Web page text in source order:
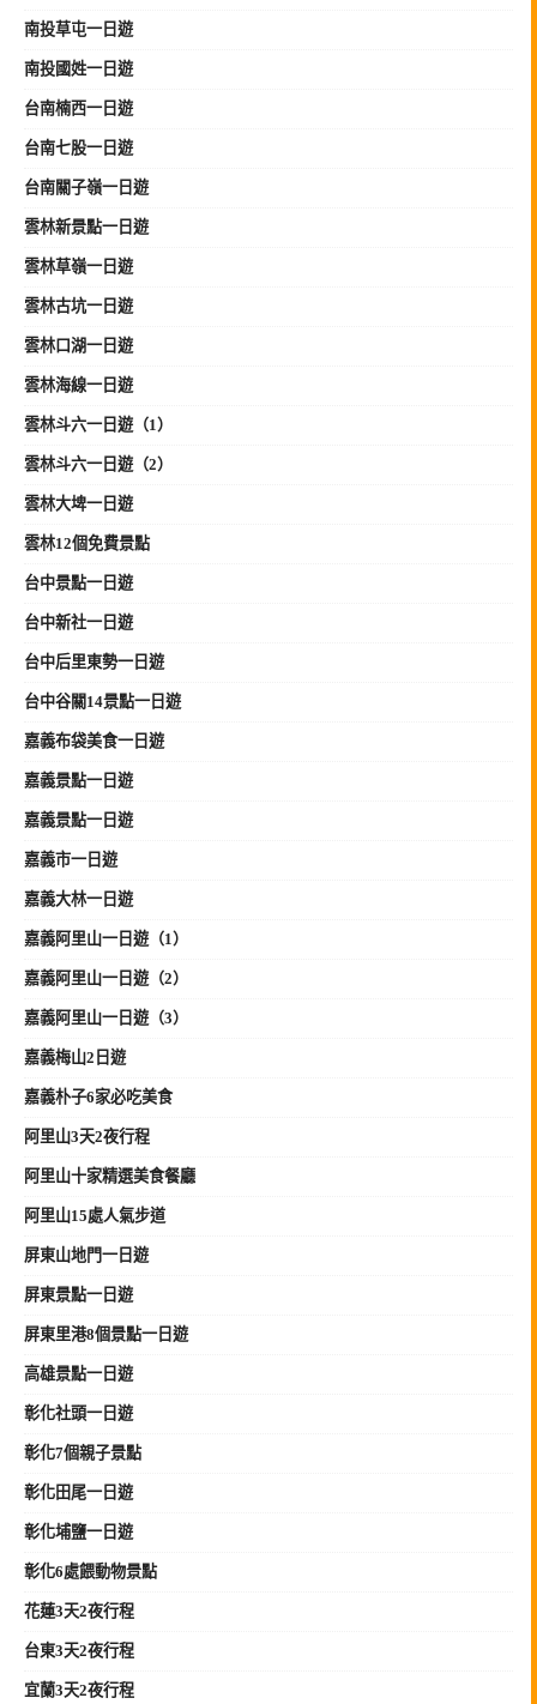
南投草屯一日遊
南投國姓一日遊
台南楠西一日遊
台南七股一日遊
台南關子嶺一日遊
雲林新景點一日遊
雲林草嶺一日遊
雲林古坑一日遊
雲林口湖一日遊
雲林海線一日遊
雲林斗六一日遊（1）
雲林斗六一日遊（2）
雲林大埤一日遊
雲林12個免費景點
台中景點一日遊
台中新社一日遊
台中后里東勢一日遊
台中谷關14景點一日遊
嘉義布袋美食一日遊
嘉義景點一日遊
嘉義景點一日遊
嘉義市一日遊
嘉義大林一日遊
嘉義阿里山一日遊（1）
嘉義阿里山一日遊（2）
嘉義阿里山一日遊（3）
嘉義梅山2日遊
嘉義朴子6家必吃美食
阿里山3天2夜行程
阿里山十家精選美食餐廳
阿里山15處人氣步道
屏東山地門一日遊
屏東景點一日遊
屏東里港8個景點一日遊
高雄景點一日遊
彰化社頭一日遊
彰化7個親子景點
彰化田尾一日遊
彰化埔鹽一日遊
彰化6處餵動物景點
花蓮3天2夜行程
台東3天2夜行程
宜蘭3天2夜行程